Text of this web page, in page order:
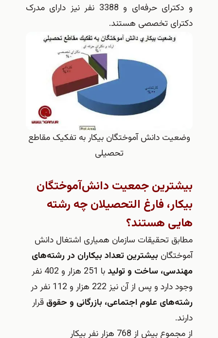
و دکترای حرفه‌ای و 3388 نفر نیز دارای مدرک
دکترای تخصصی هستند.
وضعیت دانش آموختگان بیکار به تفکیک مقاطع
تحصیلی
بیشترین جمعیت دانش‌آموختگان
بیکار، فارغ التحصیلان چه رشته
هایی هستند؟
مطابق تحقیقات سازمان همیاری اشتغال دانش
آموختگان بیشترین تعداد بیکاران در رشته‌های
مهندسی، ساخت و تولید
با 251 هزار و 402 نفر
وجود دارد و پس از آن نیز 222 هزار و 112 نفر در
رشته‌های علوم اجتماعی، بازرگانی و حقوق قرار
دارند.
از مجموع بیش از 768 هزار نفر بیکار